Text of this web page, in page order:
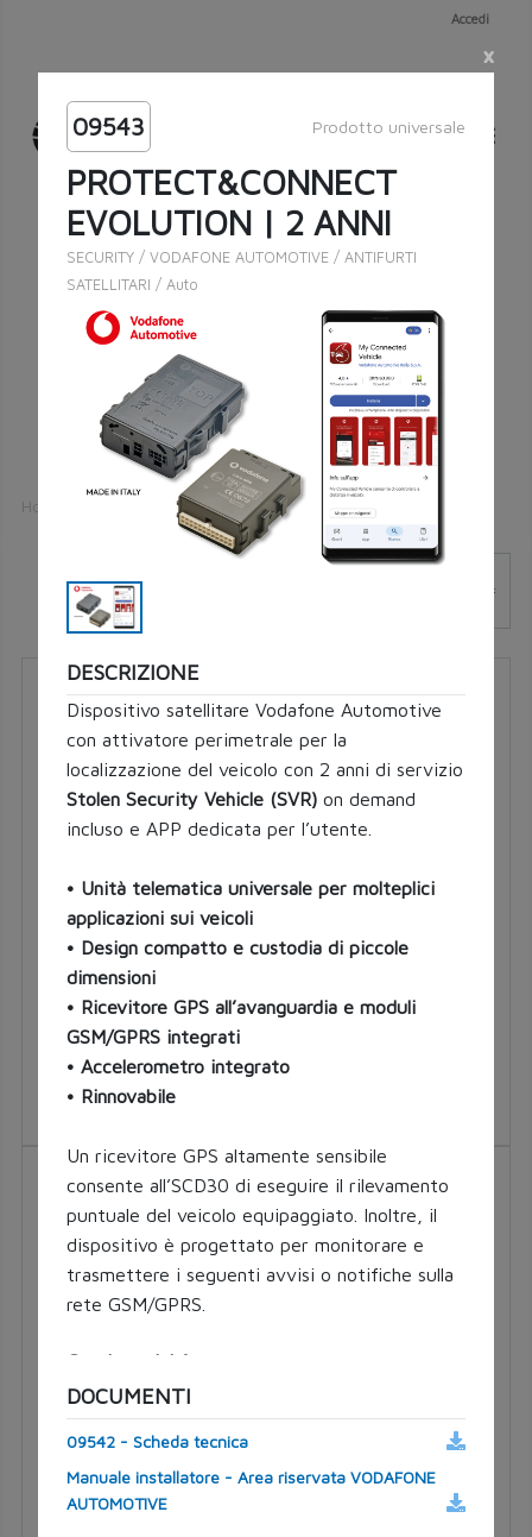
Accedi
Ricerca esatta
Cerca
Home
Filtri
07452
MASTER PLUS
Tipo luce LED
Tipo lampada H4, H19
07453
09543 Prodotto universale
PROTECT&CONNECT
EVOLUTION | 2 ANNI
SECURITY / VODAFONE AUTOMOTIVE / ANTIFURTI
SATELLITARI / Auto
DESCRIZIONE
Dispositivo satellitare Vodafone Automotive con
attivatore perimetrale per la localizzazione del
veicolo con 2 anni di servizio Stolen Security
Vehicle (SVR)ondemand incluso e APP dedicata
per l’utente.
• Unità telematica universale per molteplici
applicazioni sui veicoli
• Design compatto e custodia di piccole
dimensioni
• Ricevitore GPS all’avanguardia e moduli
GSM/GPRS integrati
• Accelerometro integrato
• Rinnovabile
Un ricevitore GPS altamente sensibile consente
all’SCD30 di eseguire il rilevamento puntuale del
veicolo equipaggiato. Inoltre, il dispositivo è
progettato per monitorare e trasmettere i
seguenti avvisi o notifiche sulla rete GSM/GPRS.
• Entrata o uscita non autorizzata del veicolo in
o da un’area geografica predefinita.
Sicurezza ed emergenze:
DOCUMENTI
09542 - Scheda tecnica
Manuale installatore - Area riservata VODAFONE
AUTOMOTIVE